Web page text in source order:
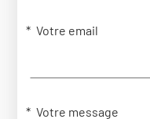
Votre email
Votre message